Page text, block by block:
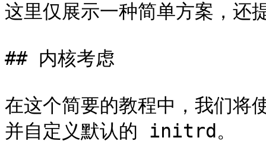
这里仅展示一种简单方案，还
## 内核考虑
在这个简要的教程中，我们
并自定义默认的 initrd。